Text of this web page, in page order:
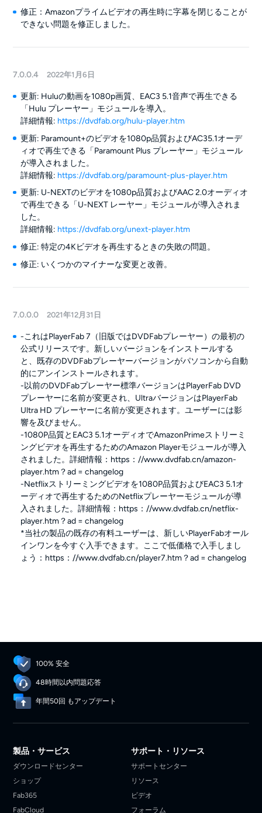
修正：Amazonプライムビデオの再生時に字幕を閉じることが
できない問題を修正しました。
7.0.0.4 2022年1月6日
更新: Huluの動画を1080p画質、EAC3 5.1音声で再生できる
「Hulu プレーヤー」モジュールを導入。
詳細情報: https://dvdfab.org/hulu-player.htm
更新: Paramount+のビデオを1080p品質およびAC35.1オーデ
ィオで再生できる「Paramount Plus プレーヤー」モジュール
が導入されました。
詳細情報: https://dvdfab.org/paramount-plus-player.htm
更新: U-NEXTのビデオを1080p品質およびAAC 2.0オーディオ
で再生できる「U-NEXT レーヤー」モジュールが導入されま
した。
詳細情報: https://dvdfab.org/unext-player.htm
修正: 特定の4Kビデオを再生するときの失敗の問題。
修正: いくつかのマイナーな変更と改善。
7.0.0.0 2021年12月31日
-これはPlayerFab 7（旧版ではDVDFabプレーヤー）の最初の
公式リリースです。新しいバージョンをインストールする
と、既存のDVDFabプレーヤーバージョンがパソコンから自動
的にアンインストールされます。
-以前のDVDFabプレーヤー標準バージョンはPlayerFab DVD
プレーヤーに名前が変更され、UltraバージョンはPlayerFab
Ultra HD プレーヤーに名前が変更されます。ユーザーには影
響を及びません。
-1080P品質とEAC3 5.1オーディオでAmazonPrimeストリーミ
ングビデオを再生するためのAmazon Playerモジュールが導入
されました。詳細情報：https：//www.dvdfab.cn/amazon-
player.htm？ad = changelog
-Netflixストリーミングビデオを1080P品質およびEAC3 5.1オ
ーディオで再生するためのNetflixプレーヤーモジュールが導
入されました。詳細情報：https：//www.dvdfab.cn/netflix-
player.htm？ad = changelog
*当社の製品の既存の有料ユーザーは、新しいPlayerFabオール
インワンを今すぐ入手できます。ここで低価格で入手しまし
ょう：https：//www.dvdfab.cn/player7.htm？ad = changelog
100% 安全
48時間以内問題応答
年間50回 もアップデート
製品・サービス
ダウンロードセンター
ショップ
Fab365
FabCloud
サポート・リソース
サポートセンター
リソース
ビデオ
フォーラム